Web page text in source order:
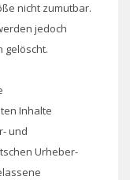
nicht zumutbar.
jedoch
gelöscht.
Inhalte
und
Urheber-